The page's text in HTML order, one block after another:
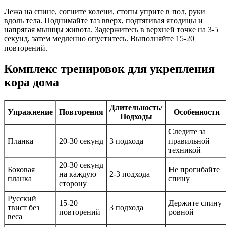
Лежа на спине, согните колени, стопы уприте в пол, руки
вдоль тела. Поднимайте таз вверх, подтягивая ягодицы и
напрягая мышцы живота. Задержитесь в верхней точке на 3-5
секунд, затем медленно опуститесь. Выполняйте 15-20
повторений.
Комплекс тренировок для укрепления
кора дома
Упражнение Повторения
Длительность/
Подходы
Особенности
Планка 20-30 секунд 3 подхода
Следите за
правильной
техникой
Боковая
планка
20-30 секунд
на каждую
сторону
2-3 подхода
Не прогибайте
спину
Русский
твист без
веса
15-20
повторений
3 подхода
Держите спину
ровной